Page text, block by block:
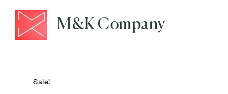
M&K Company
Sale!